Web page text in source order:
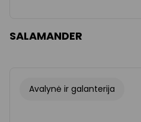
SALAMANDER
Avalynė ir galanterija